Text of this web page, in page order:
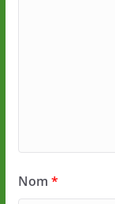
Nom *